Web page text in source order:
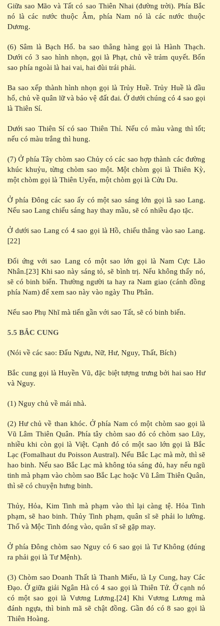
Giữa sao Mão và Tất có sao Thiên Nhai (đường trời). Phía Bắc
nó là các nước thuộc Âm, phía Nam nó là các nước thuộc
Dương.
(6) Sâm là Bạch Hổ. ba sao thẳng hàng gọi là Hành Thạch.
Dưới có 3 sao hình nhọn, gọi là Phạt, chủ về trảm quyết. Bốn
sao phía ngoài là hai vai, hai đùi trái phải.
Ba sao xếp thành hình nhọn gọi là Trủy Huề. Trủy Huề là đầu
hổ, chủ về quân lữ và bảo vệ đất đai. Ở dưới chúng có 4 sao gọi
là Thiên Sí.
Dưới sao Thiên Sí có sao Thiên Thỉ. Nếu có màu vàng thì tốt;
nếu có màu trắng thì hung.
(7) Ở phía Tây chòm sao Chủy có các sao hợp thành các đường
khúc khuỷu, từng chòm sao một. Một chòm gọi là Thiên Kỳ,
một chòm gọi là Thiên Uyển, một chòm gọi là Cửu Du.
Ở phía Đông các sao ấy có một sao sáng lớn gọi là sao Lang.
Nếu sao Lang chiếu sáng hay thay mầu, sẽ có nhiều đạo tặc.
Ở dưới sao Lang có 4 sao gọi là Hồ, chiếu thẳng vào sao Lang.
[22]
Đối ứng với sao Lang có một sao lớn gọi là Nam Cực Lão
Nhân.[23] Khi sao này sáng tỏ, sẽ bình trị. Nếu không thấy nó,
sẽ có binh biến. Thường người ta hay ra Nam giao (cánh đồng
phía Nam) để xem sao này vào ngày Thu Phân.
Nếu sao Phụ Nhĩ mà tiến gần với sao Tất, sẽ có binh biến.
5.5 BẮC CUNG
(Nói về các sao: Đẩu Ngưu, Nữ, Hư, Nguy, Thất, Bích)
Bắc cung gọi là Huyền Vũ, đặc biệt tượng trưng bởi hai sao Hư
và Nguy.
(1) Nguy chủ về mái nhà.
(2) Hư chủ về than khóc. Ở phía Nam có một chòm sao gọi là
Vũ Lâm Thiên Quân. Phía tây chòm sao đó có chòm sao Lũy,
nhiều khi còn gọi là Việt. Cạnh đó có một sao lớn gọi là Bắc
Lạc (Fomalhaut du Poisson Austral). Nếu Bắc Lạc mà mờ, thì sẽ
hao binh. Nếu sao Bắc Lạc mà không tỏa sáng đủ, hay nếu ngũ
tinh mà phạm vào chòm sao Bắc Lạc hoặc Vũ Lâm Thiên Quân,
thì sẽ có chuyện hưng binh.
Thủy, Hỏa, Kim Tinh mà phạm vào thì lại càng tệ. Hỏa Tinh
phạm, sẽ hao binh. Thủy Tinh phạm, quân sĩ sẽ phải lo lường.
Thổ và Mộc Tinh đóng vào, quân sĩ sẽ gặp may.
Ở phía Đông chòm sao Nguy có 6 sao gọi là Tư Không (đúng
ra phải gọi là Tư Mệnh).
(3) Chòm sao Doanh Thất là Thanh Miếu, là Ly Cung, hay Các
Đạo. Ở giữa giải Ngân Hà có 4 sao gọi là Thiên Tứ. Ở cạnh nó
có một sao gọi là Vương Lương.[24] Khi Vương Lương mà
đánh ngựa, thì binh mã sẽ chật đồng. Gần đó có 8 sao gọi là
Thiên Hoàng.